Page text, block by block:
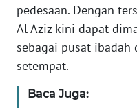
pedesaan. Dengan
Al Aziz kini dapat
sebagai pusat ibadah
setempat.
Baca Juga:
WN
WN
BANTEN